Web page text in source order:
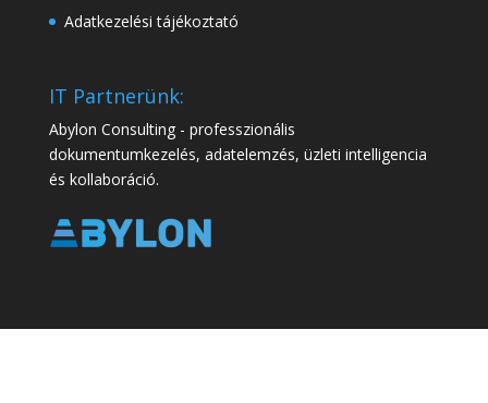
Adatkezelési tájékoztató
IT Partnerünk:
Abylon Consulting - professzionális
dokumentumkezelés, adatelemzés, üzleti intelligencia
és kollaboráció.